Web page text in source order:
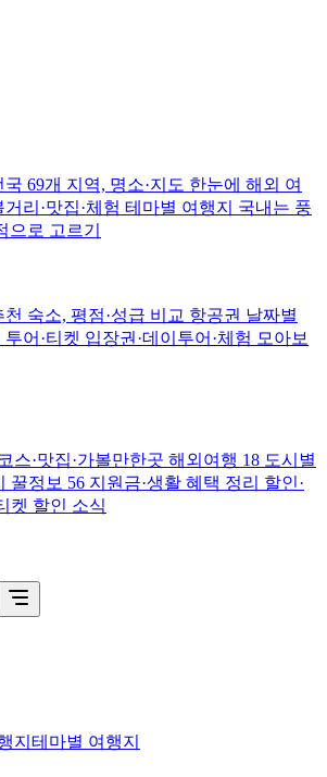
국 69개 지역, 명소·지도 한눈에 해외 여
리·맛집·체험 테마별 여행지
국내는 풍
으로 고르기
숙소, 평점·성급 비교 항공권 날짜별
투어·티켓 입장권·데이투어·체험 모아보
코스·맛집·가볼만한곳 해외여행 18 도시별
꿀정보 56 지원금·생활 혜택 정리 할인·
켓 할인 소식
지 테마별 여행지